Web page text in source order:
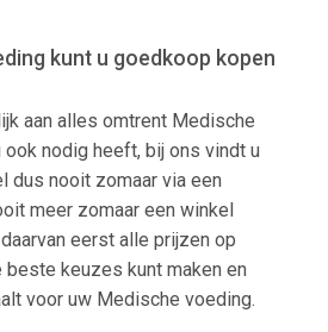
kunt u goedkoop kopen
aan alles omtrent Medische
nodig heeft, bij ons vindt u
dus nooit zomaar via een
meer zomaar een winkel
eerst alle prijzen op
beste keuzes kunt maken en
voor uw Medische voeding.